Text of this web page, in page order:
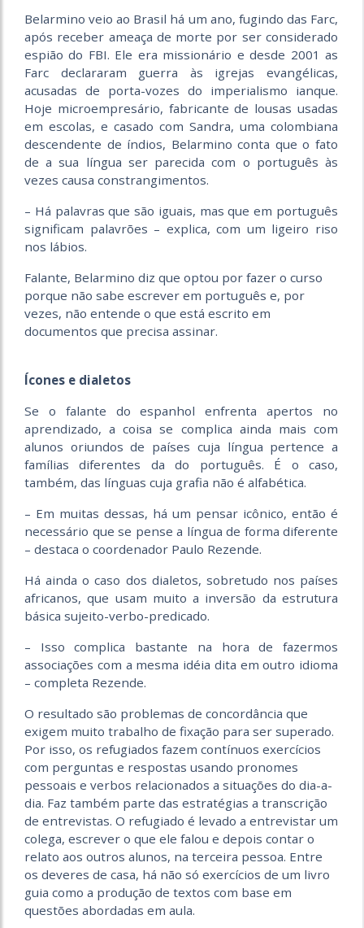
Belarmino veio ao Brasil há um ano, fugindo das Farc,
após receber ameaça de morte por ser considerado
espião do FBI. Ele era missionário e desde 2001 as
Farc declararam guerra às igrejas evangélicas,
acusadas de porta-vozes do imperialismo ianque.
Hoje microempresário, fabricante de lousas usadas
em escolas, e casado com Sandra, uma colombiana
descendente de índios, Belarmino conta que o fato
de a sua língua ser parecida com o português às
vezes causa constrangimentos.
– Há palavras que são iguais, mas que em português
significam palavrões – explica, com um ligeiro riso
nos lábios.
Falante, Belarmino diz que optou por fazer o curso
porque não sabe escrever em português e, por
vezes, não entende o que está escrito em
documentos que precisa assinar.
Ícones e dialetos
Se o falante do espanhol enfrenta apertos no
aprendizado, a coisa se complica ainda mais com
alunos oriundos de países cuja língua pertence a
famílias diferentes da do português. É o caso,
também, das línguas cuja grafia não é alfabética.
– Em muitas dessas, há um pensar icônico, então é
necessário que se pense a língua de forma diferente
– destaca o coordenador Paulo Rezende.
Há ainda o caso dos dialetos, sobretudo nos países
africanos, que usam muito a inversão da estrutura
básica sujeito-verbo-predicado.
– Isso complica bastante na hora de fazermos
associações com a mesma idéia dita em outro idioma
– completa Rezende.
O resultado são problemas de concordância que
exigem muito trabalho de fixação para ser superado.
Por isso, os refugiados fazem contínuos exercícios
com perguntas e respostas usando pronomes
pessoais e verbos relacionados a situações do dia-a-
dia. Faz também parte das estratégias a transcrição
de entrevistas. O refugiado é levado a entrevistar um
colega, escrever o que ele falou e depois contar o
relato aos outros alunos, na terceira pessoa. Entre
os deveres de casa, há não só exercícios de um livro
guia como a produção de textos com base em
questões abordadas em aula.